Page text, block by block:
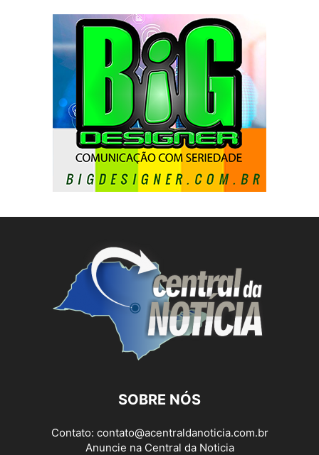
SOBRE NÓS
Contato: contato@acentraldanoticia.com.br
Anuncie na Central da Noticia